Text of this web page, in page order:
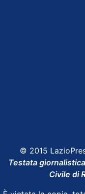
© 2015
Testata
Civile di